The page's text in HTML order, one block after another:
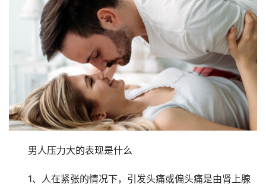
男人压力大的表现是什么
1、人在紧张的情况下，引发头痛或偏头痛是由肾上腺